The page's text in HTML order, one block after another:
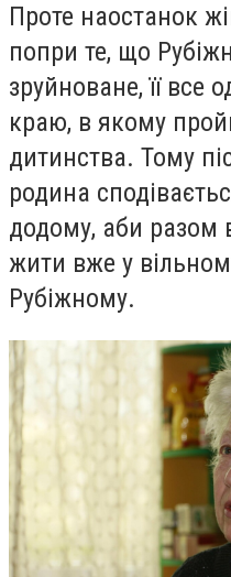
Проте наостанок
попри те, що
зруйноване, її все
краю, в якому
дитинства. Тому
родина
додому, аби разом
жити вже у
Рубіжному.